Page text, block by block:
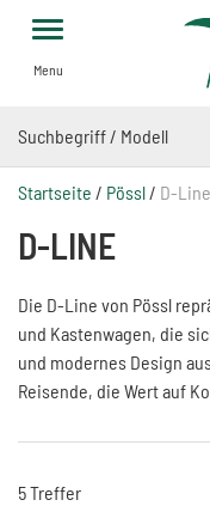
Menu
Startseite / Pössl/ D-Line
D-LINE
Die D-Line von Pössl
und Kastenwagen, die
und modernes Design
Reisende, die Wert auf
5 Treffer